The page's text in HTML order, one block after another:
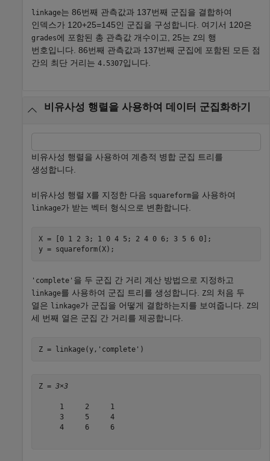
linkage는 86번째 관측값과 137번째 군집을 결합하여
인덱스가 120+25=145인 군집을 구성합니다. 여기서 120은
grades에 포함된 총 관측값 개수이고, 25는 Z의 행
번호입니다. 86번째 관측값과 137번째 군집에 포함된 모든 점
간의 최단 거리는 4.5307입니다.
비유사성 행렬을 사용하여 데이터 군집화하기
비유사성 행렬을 사용하여 계층적 병합 군집 트리를
생성합니다.
비유사성 행렬 X를 지정한 다음 squareform을 사용하여
linkage가 받는 벡터 형식으로 변환합니다.
X = [0 1 2 3; 1 0 4 5; 2 4 0 6; 3 5 6 0];
y = squareform(X);
'complete' 을 두 군집 간 거리 계산 방법으로 지정하고
linkage를 사용하여 군집 트리를 생성합니다. Z의 처음 두
열은 linkage가 군집을 어떻게 결합하는지를 보여줍니다. Z의
세 번째 열은 군집 간 거리를 제공합니다.
Z = linkage(y, 'complete' )
Z = 3×3
     1     2     1
     3     5     4
     4     6     6